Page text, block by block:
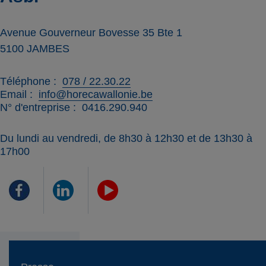
Avenue Gouverneur Bovesse 35 Bte 1
5100 JAMBES
Téléphone
078 / 22.30.22
Email
info@horecawallonie.be
N° d'entreprise
0416.290.940
Du lundi au vendredi, de 8h30 à 12h30 et de 13h30 à
17h00